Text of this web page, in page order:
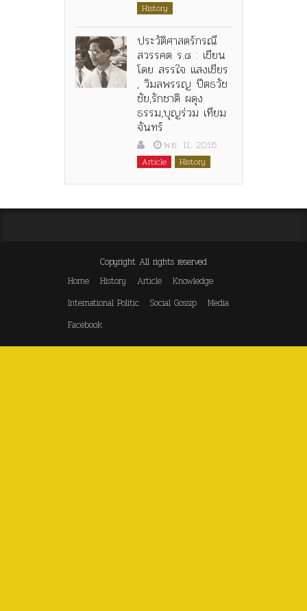
History
ประวัติศาสตร์กรณี
สวรรคต ร.๘ : เขียน
โดย สรรใจ แสงเชียร
, วิมลพรรญ ปีตธวัช
ชัย,รักชาติ ผดุง
ธรรม,บุญร่วม เทียม
จันทร์
พ.ย. 11, 2016
Article History
Copyright All rights reserved
Home
History Article
Knowledge
International Politic
Social Gossip
Media
Facebook